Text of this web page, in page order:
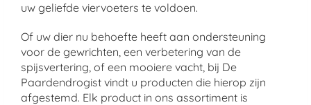
uw geliefde viervoeters te voldoen.
Of uw dier nu behoefte heeft aan ondersteuning
voor de gewrichten, een verbetering van de
spijsvertering, of een mooiere vacht, bij De
Paardendrogist vindt u producten die hierop zijn
afgestemd. Elk product in ons assortiment is